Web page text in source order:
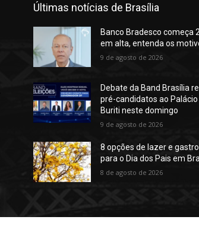
Últimas notícias de Brasília
Banco Bradesco começa
em alta, entenda os
9 de agosto de 2026
Debate da Band Brasília
pré-candidatos ao Palácio
Buriti neste domingo
9 de agosto de 2026
8 opções de lazer e
para o Dia dos Pais em
8 de agosto de 2026